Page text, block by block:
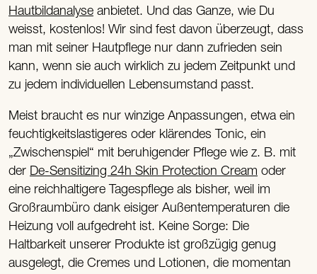
Hautbildanalyse anbietet. Und das Ganze, wie Du
weisst, kostenlos! Wir sind fest davon überzeugt, dass
man mit seiner Hautpflege nur dann zufrieden sein
kann, wenn sie auch wirklich zu jedem Zeitpunkt und
zu jedem individuellen Lebensumstand passt.
Meist braucht es nur winzige Anpassungen, etwa ein
feuchtigkeitslastigeres oder klärendes Tonic, ein
„Zwischenspiel“ mit beruhigender Pflege wie z. B. mit
der De-Sensitizing 24h Skin Protection Cream oder
eine reichhaltigere Tagespflege als bisher, weil im
Großraumbüro dank eisiger Außentemperaturen die
Heizung voll aufgedreht ist. Keine Sorge: Die
Haltbarkeit unserer Produkte ist großzügig genug
ausgelegt, die Cremes und Lotionen, die momentan